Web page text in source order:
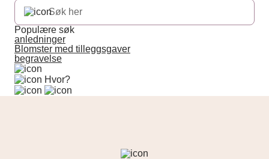
Populære søk
anledninger
Blomster med tilleggsgaver
begravelse
Hvor?